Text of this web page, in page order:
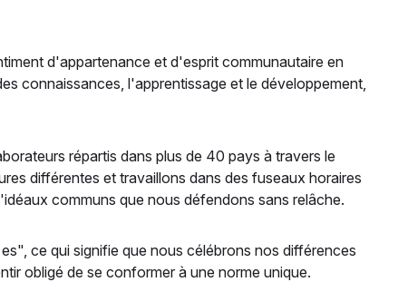
d'appartenance et d'esprit communautaire en
connaissances, l'apprentissage et le développement,
répartis dans plus de 40 pays à travers le
différentes et travaillons dans des fuseaux horaires
communs que nous défendons sans relâche.
ce qui signifie que nous célébrons nos différences
obligé de se conformer à une norme unique.